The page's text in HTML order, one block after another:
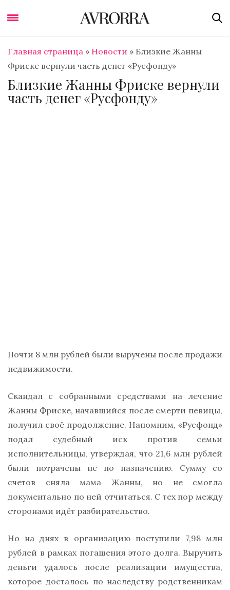
Главная страница » Новости » Близкие Жанны
Фриске вернули часть денег «Русфонду»
Близкие Жанны Фриске вернули
часть денег «Русфонду»
Почти 8 млн рублей были выручены после продажи
недвижимости.
Скандал с собранными средствами на лечение
Жанны Фриске, начавшийся после смерти певицы,
получил своё продолжение. Напомним, «Русфонд»
подал судебный иск против семьи
исполнительницы, утверждая, что 21,6 млн рублей
были потрачены не по назначению. Сумму со
счетов сняла мама Жанны, но не смогла
документально по ней отчитаться. С тех пор между
сторонами идёт разбирательство.
Но на днях в организацию поступили 7,98 млн
рублей в рамках погашения этого долга. Выручить
деньги удалось после реализации имущества,
которое досталось по наследству родственникам